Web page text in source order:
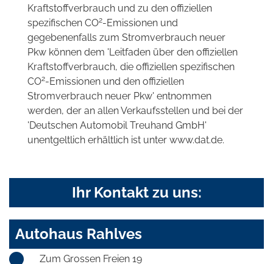
Kraftstoffverbrauch und zu den offiziellen
spezifischen CO2-Emissionen und
gegebenenfalls zum Stromverbrauch neuer
Pkw können dem 'Leitfaden über den offiziellen
Kraftstoffverbrauch, die offiziellen spezifischen
CO2-Emissionen und den offiziellen
Stromverbrauch neuer Pkw' entnommen
werden, der an allen Verkaufsstellen und bei der
'Deutschen Automobil Treuhand GmbH'
unentgeltlich erhältlich ist unter www.dat.de.
Ihr Kontakt zu uns:
Autohaus Rahlves
Zum Grossen Freien 19